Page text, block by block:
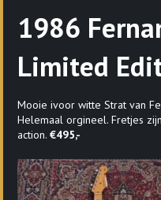
1986
Limited
Mooie ivoor witte Strat van
Helemaal orgineel. Fretjes
action.€495,-